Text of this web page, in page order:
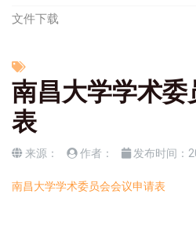
文件下载
南昌大学学术委
表
来源： 作者： 发布时间：
南昌大学学术委员会会议申请表